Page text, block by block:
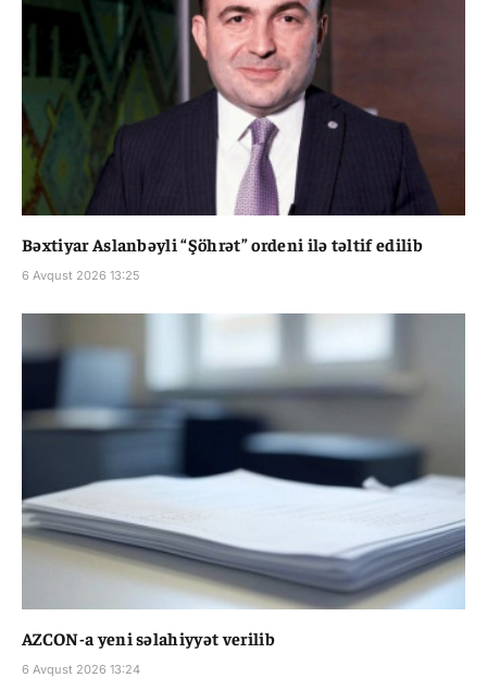
Bəxtiyar Aslanbəyli “Şöhrət” ordeni ilə təltif edilib
6 Avqust 2026 13:25
AZCON-a yeni səlahiyyət verilib
6 Avqust 2026 13:24